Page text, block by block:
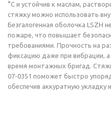
°C и устойчив к маслам,
стяжку можно использовать
Безгалогенная оболочка LSZH
пожаре, что повышает
требованиями. Прочность на
фиксацию даже при вибрации,
время монтажных бригад.
07-0351 поможет быстро
обеспечив аккуратную укладку